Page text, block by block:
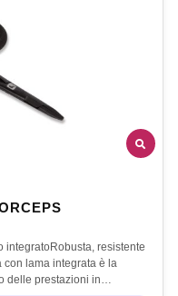
integratoRobusta, resistente
con lama integrata è la
delle prestazioni in…